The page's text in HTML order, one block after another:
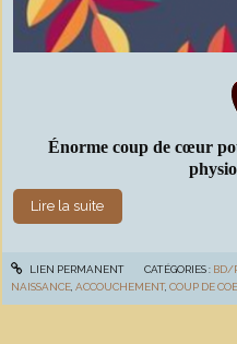
Énorme coup de cœur
Lire la suite
LIEN PERMANENT CATÉGORIES : BD/
NAISSANCE ,ACCOUCHEMENT,COUP DE